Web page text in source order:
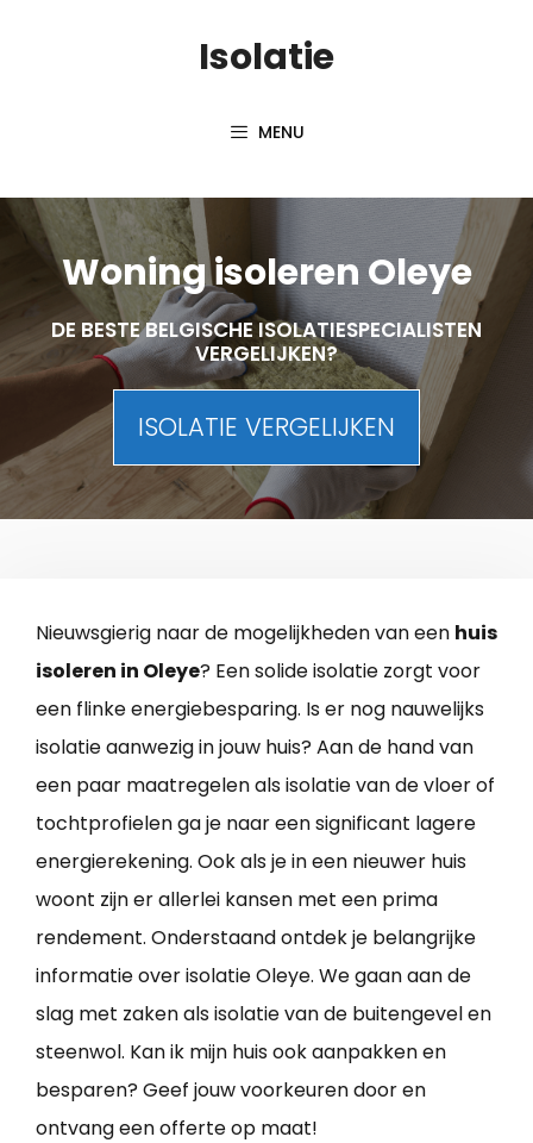
Isolatie
MENU
Woning isoleren Oleye
DE BESTE BELGISCHE ISOLATIESPECIALISTEN
VERGELIJKEN?
ISOLATIE VERGELIJKEN
Nieuwsgierig naar de mogelijkheden van een huis
isoleren in Oleye? Een solide isolatie zorgt voor
een flinke energiebesparing. Is er nog nauwelijks
isolatie aanwezig in jouw huis? Aan de hand van
een paar maatregelen als isolatie van de vloer of
tochtprofielen ga je naar een significant lagere
energierekening. Ook als je in een nieuwer huis
woont zijn er allerlei kansen met een prima
rendement. Onderstaand ontdek je belangrijke
informatie over isolatie Oleye. We gaan aan de
slag met zaken als isolatie van de buitengevel en
steenwol. Kan ik mijn huis ook aanpakken en
besparen? Geef jouw voorkeuren door en
ontvang een offerte op maat!